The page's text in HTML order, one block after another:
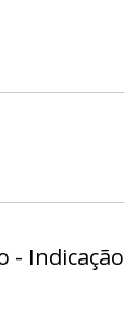
- Indicação